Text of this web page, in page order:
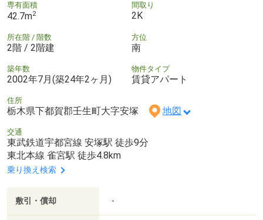
専有面積
42.7m2
間取り
2K
所在階 / 階数
2階 / 2階建
方位
南
築年数
2002年7月(築24年2ヶ月)
物件タイプ
賃貸アパート
住所
栃木県下都賀郡壬生町大字安塚 地図
交通
東武鉄道宇都宮線 安塚駅 徒歩9分
東北本線 雀宮駅 徒歩4.8km
乗り換え検索
敷引・償却 -